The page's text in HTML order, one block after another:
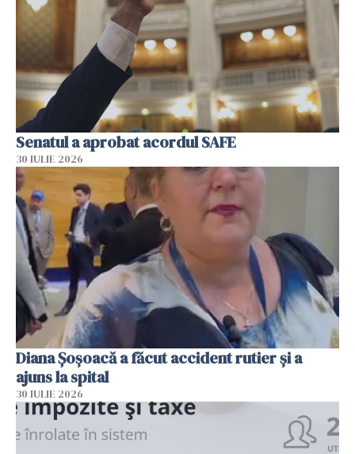
Senatul a aprobat acordul SAFE
30 IULIE 2026
Diana Șoșoacă a făcut accident rutier și a
ajuns la spital
30 IULIE 2026